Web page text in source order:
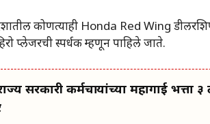
कोणत्याही Honda Red Wing
प्लेजरची स्पर्धक म्हणून पाहिले जाते.
सरकारी कर्मचाऱ्यांच्या महागाई भत्ता